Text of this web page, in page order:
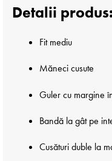
Detalii produs:
Fit mediu
Măneci cusute
Guler cu margine
Bandă la gât pe
Cusături duble la